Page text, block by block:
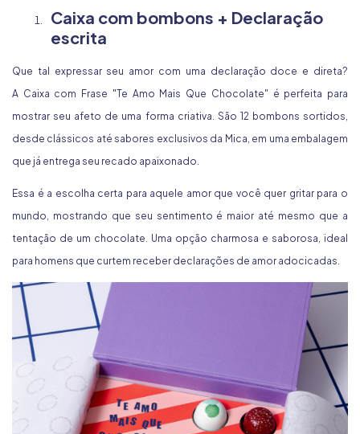
Caixa com bombons + Declaração
escrita
Que tal expressar seu amor com uma declaração doce e direta?
A Caixa com Frase "Te Amo Mais Que Chocolate" é perfeita para
mostrar seu afeto de uma forma criativa. São 12 bombons sortidos,
desde clássicos até sabores exclusivos da Mica, em uma embalagem
que já entrega seu recado apaixonado.
Essa é a escolha certa para aquele amor que você quer gritar para o
mundo, mostrando que seu sentimento é maior até mesmo que a
tentação de um chocolate. Uma opção charmosa e saborosa, ideal
para homens que curtem receber declarações de amor adocicadas.